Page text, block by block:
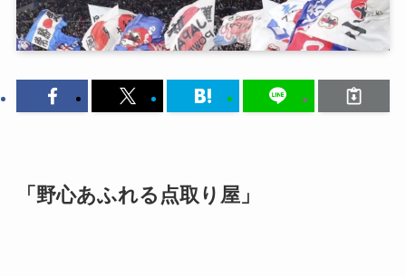
「野心あふれる点取り屋」